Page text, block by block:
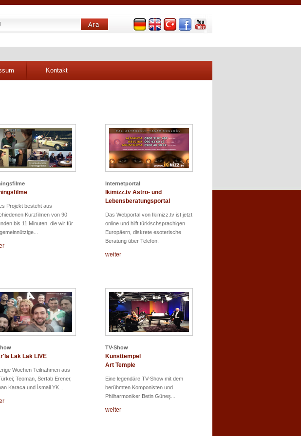
Kontakt
Projekt besteht aus
Kurzfilmen von 90
bis 11 Minuten, die wir für
Internetportal
Ikimizz.tv Astro- und
Lebensberatungsportal
Das Webportal von Ikimizz.tv ist jetzt
online und hilft türkischsprachigen
Europäern, diskrete esoterische
Beratung über Telefon.
weiter
Lak Lak LIVE
Wochen Teilnahmen aus
Teoman, Sertab Erener,
Karaca und İsmail YK...
TV-Show
Kunsttempel
Art Temple
Eine legendäre TV-Show mit dem
berühmten Komponisten und
Philharmoniker Betin Güneş...
weiter